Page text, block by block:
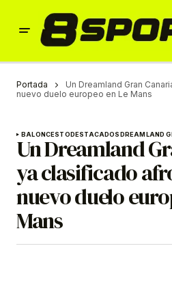
Portada
Un Dreamland Gran
nuevo duelo europeo en Le Mans
BALONCESTODESTACADOSDREAMLAND
Un Dreamland
ya clasificado
nuevo duelo
Mans